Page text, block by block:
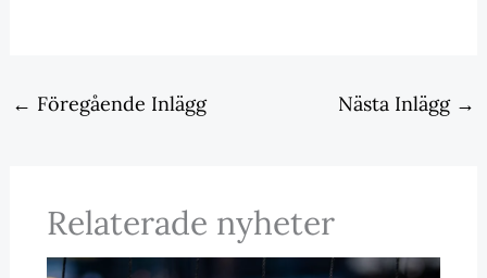
← Föregående Inlägg Nästa Inlägg →
Relaterade nyheter